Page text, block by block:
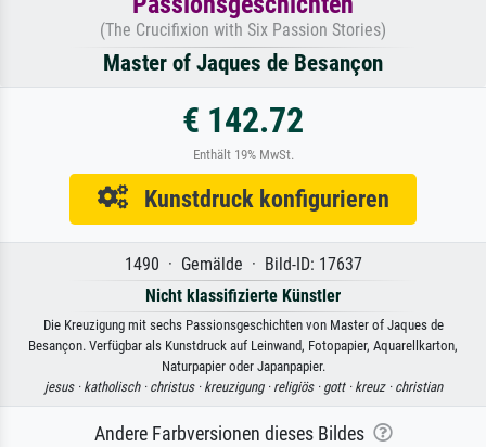
(The Crucifixion with Six Passion Stories)
Master of Jaques de Besançon
€ 142.72
Enthält 19% MwSt.
Kunstdruck konfigurieren
1490 · Gemälde · Bild-ID: 17637
Nicht klassifizierte Künstler
Die Kreuzigung mit sechs Passionsgeschichten von Master of Jaques de
Besançon. Verfügbar als Kunstdruck auf Leinwand, Fotopapier, Aquarellkarton,
Naturpapier oder Japanpapier.
jesus · katholisch · christus · kreuzigung · religiös · gott · kreuz · christian
Andere Farbversionen dieses Bildes